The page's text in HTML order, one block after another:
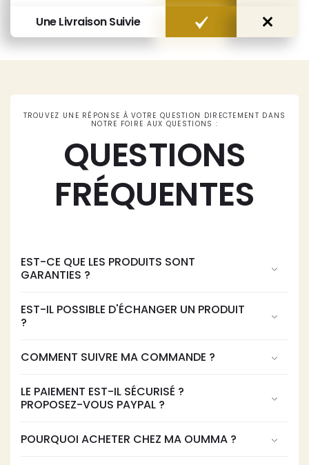
Une Livraison Suivie
TROUVEZ UNE RÉPONSE À VOTRE QUESTION DIRECTEMENT DANS
NOTRE FOIRE AUX QUESTIONS :
QUESTIONS
FRÉQUENTES
EST-CE QUE LES PRODUITS SONT
GARANTIES ?
EST-IL POSSIBLE D'ÉCHANGER UN PRODUIT
?
COMMENT SUIVRE MA COMMANDE ?
LE PAIEMENT EST-IL SÉCURISÉ ?
PROPOSEZ-VOUS PAYPAL ?
POURQUOI ACHETER CHEZ MA OUMMA ?